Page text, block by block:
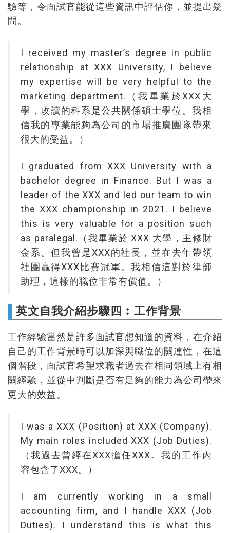
驗等，令面試官能從這些資訊中評估你，並提出疑
問。
I received my master’s degree in public
relationship at XXX University, I believe
my expertise will be very helpful to the
marketing department.（我畢業於XX X大
學，攻讀的科系是公共關係碩士學位。我相
信我的專業能夠為公司的市場推廣團隊帶來
很大的受益。）
I graduated from XXX University with a
bachelor degree in Finance. But I was a
leader of the XXX and led our team to win
the XXX championship in 2021. I believe
this is very valuable for a position such
as paralegal.（我畢業於 XXX 大學，主修財
金系。但我曾是XXX的社長，並在去年帶領
社團贏得X XX比賽冠軍。我相信這對於律師
助理，這樣的職位非常有價值。）
英文自我介紹步驟四︰工作背景
工作經驗當然是許多面試官想知道的資料，在介紹
自 己的工作背景時可以加深與職位的關連性，在這
個階段，面試官希望求職者過去在相同領域上有相
關經驗，並從中判斷是否有足夠的能力為公司帶來
更大的效益。
I was a XXX (Position) at XXX (Company).
My main roles included XXX (Job Duties).
（我過去曾經在XXX擔任XXX。我的工作內
容包含了XXX。）
I am currently working in a small
accounting firm, and I handle XXX (Job
Duties). I understand this is what this